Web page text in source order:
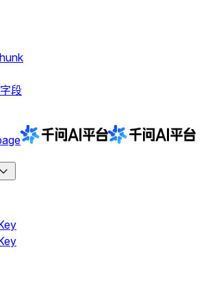
段